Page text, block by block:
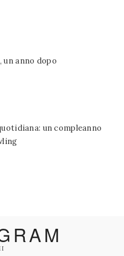
un anno dopo
un compleanno